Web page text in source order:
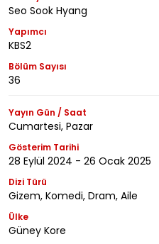
Seo Sook Hyang
Yapımcı
KBS2
Bölüm Sayısı
36
Yayın Gün / Saat
Cumartesi, Pazar
Gösterim Tarihi
28 Eylül 2024 - 26 Ocak 2025
Dizi Türü
Gizem, Komedi, Dram, Aile
Ülke
Güney Kore